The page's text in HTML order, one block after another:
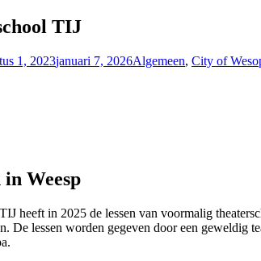
TIJ
1, 2023januari 7, 2026Algemeen, City of
in Weesp
heeft in 2025 de lessen van voormalig
De lessen worden gegeven door een geweldig